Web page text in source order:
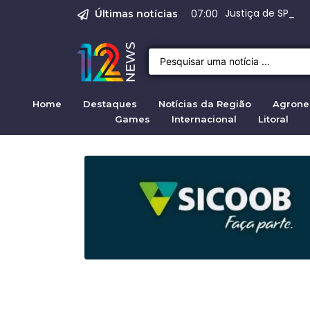
Últimas notícias 07:00 Justiça de SP
Emprego em
Empregos em
Crise migratória
Projeto de Lei
Home Destaques Notícias da Região
Games
Internacional Litoral